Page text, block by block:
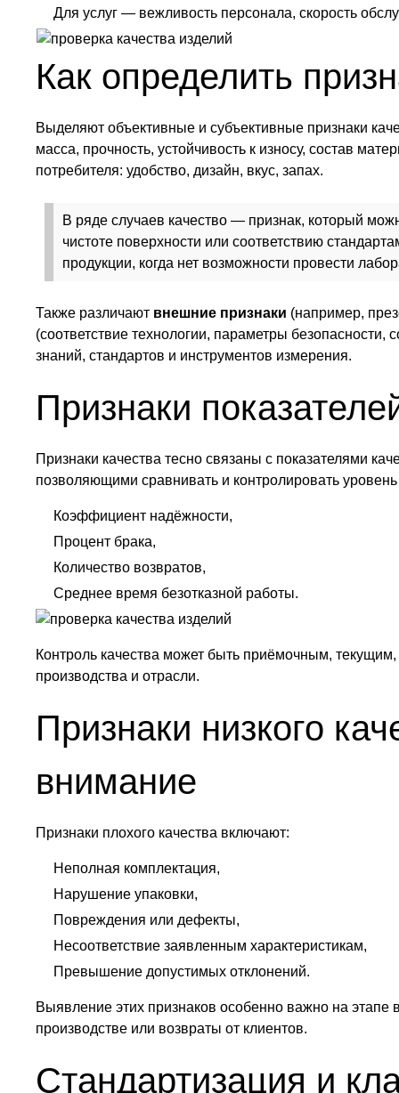
Для услуг — вежливость персонала, скорость
Как определить
Выделяют объективные и субъективные признаки
масса, прочность, устойчивость к износу, состав
потребителя: удобство, дизайн, вкус, запах.
В ряде случаев качество — признак, который
чистоте поверхности или соответствию
продукции, когда нет возможности провести
Также различают внешние признаки (например,
(соответствие технологии, параметры
знаний, стандартов и инструментов измерения.
Признаки
Признаки качества тесно связаны с показателями
позволяющими сравнивать и контролировать
Коэффициент надёжности,
Процент брака,
Количество возвратов,
Среднее время безотказной работы.
Контроль качества может быть приёмочным,
производства и отрасли.
Признаки низкого
внимание
Признаки плохого качества включают:
Неполная комплектация,
Нарушение упаковки,
Повреждения или дефекты,
Несоответствие заявленным характеристикам,
Превышение допустимых отклонений.
Выявление этих признаков особенно важно на этапе
производстве или возвраты от клиентов.
Стандартизация и